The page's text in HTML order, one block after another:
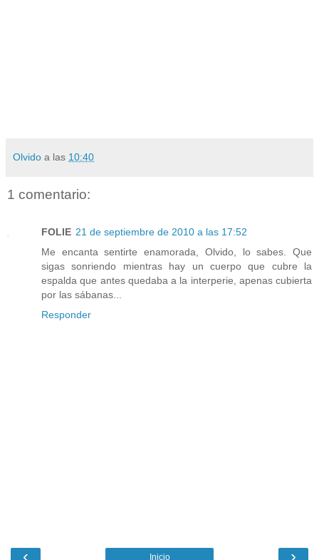
Olvido a las 10:40
1 comentario:
FOLIE 21 de septiembre de 2010 a las 17:52
Me encanta sentirte enamorada, Olvido, lo sabes. Que
sigas sonriendo mientras hay un cuerpo que cubre la
espalda que antes quedaba a la interperie, apenas cubierta
por las sábanas...
Responder
Inicio